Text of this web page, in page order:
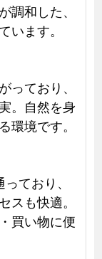
和した、
います。
ており、
。自然を身
環境です。
ており、
スも快適。
買い物に便